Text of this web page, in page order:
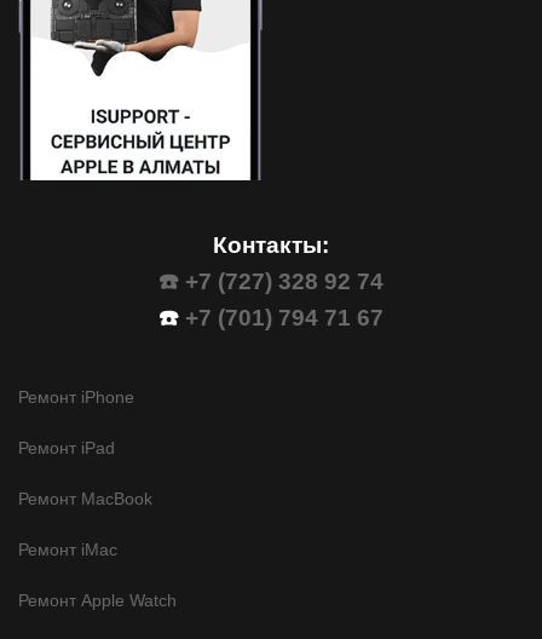
Контакты:
☎️ +7 (727) 328 92 74
☎️ +7 (701) 794 71 67
Ремонт iPhone
Ремонт iPad
Ремонт MacBook
Ремонт iMac
Ремонт Apple Watch